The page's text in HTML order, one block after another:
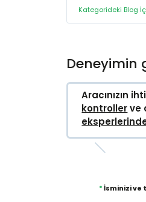
Kategorideki Blog
Deneyimin
Aracınızın
kontrollerve
*İsminizi ve